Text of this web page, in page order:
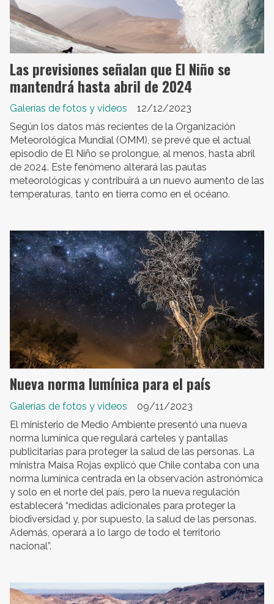
Las previsiones señalan que El Niño se
mantendrá hasta abril de 2024
Galerías de fotos y videos
12/12/2023
Según los datos más recientes de la Organización
Meteorológica Mundial (OMM), se prevé que el actual
episodio de El Niño se prolongue, al menos, hasta abril
de 2024. Este fenómeno alterará las pautas
meteorológicas y contribuirá a un nuevo aumento de las
temperaturas, tanto en tierra como en el océano.
Nueva norma lumínica para el país
Galerías de fotos y videos
09/11/2023
El ministerio de Medio Ambiente presentó una nueva
norma lumínica que regulará carteles y pantallas
publicitarias para proteger la salud de las personas. La
ministra Maisa Rojas explicó que Chile contaba con una
norma lumínica centrada en la observación astronómica
y solo en el norte del país, pero la nueva regulación
establecerá “medidas adicionales para proteger la
biodiversidad y, por supuesto, la salud de las personas.
Además, operará a lo largo de todo el territorio
nacional”.